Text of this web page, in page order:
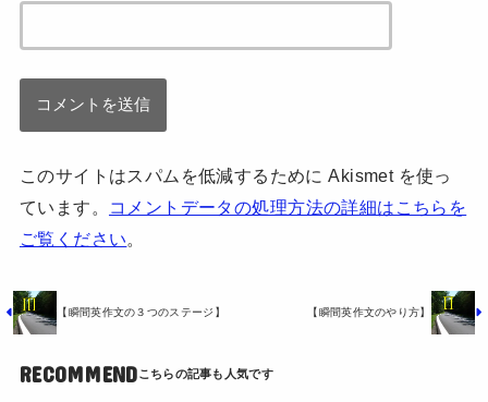
このサイトはスパムを低減するために Akismet を使っ
ています。
コメントデータの処理方法の詳細はこちらを
ご覧ください。
【瞬間英作文の３つのステージ】 【瞬間英作文のやり方】
RECOMMEND